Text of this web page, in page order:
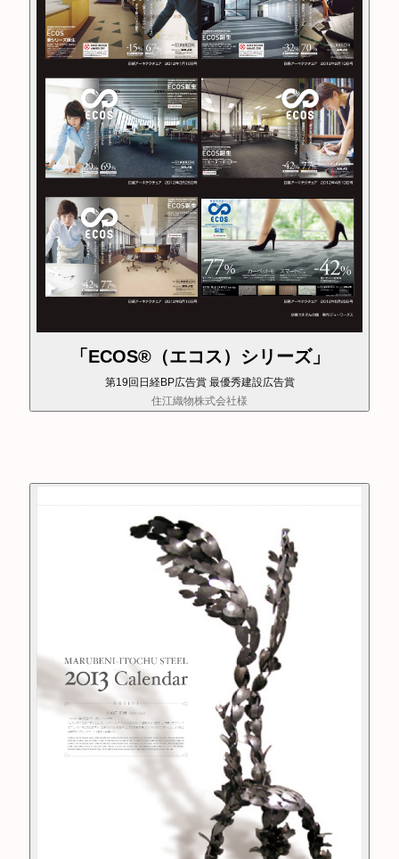
「ECOS®（エコス）シリーズ」
第19回日経BP広告賞 最優秀建設広告賞
住江織物株式会社様